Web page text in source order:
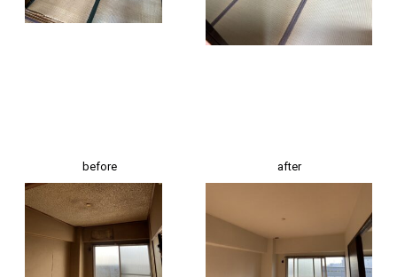
before after